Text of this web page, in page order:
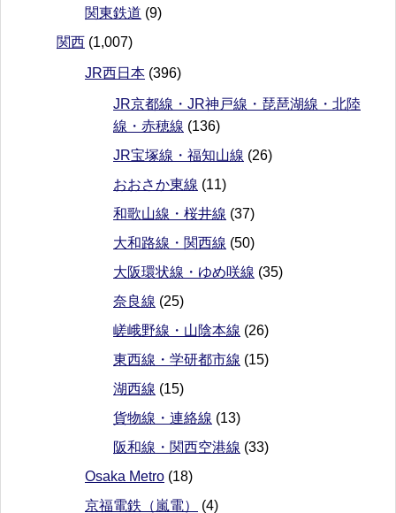
関東鉄道 (9)
関西 (1,007)
JR西日本 (396)
JR京都線・JR神戸線・琵琶湖線・北陸
線・赤穂線 (136)
JR宝塚線・福知山線 (26)
おおさか東線 (11)
和歌山線・桜井線 (37)
大和路線・関西線 (50)
大阪環状線・ゆめ咲線 (35)
奈良線 (25)
嵯峨野線・山陰本線 (26)
東西線・学研都市線 (15)
湖西線 (15)
貨物線・連絡線 (13)
阪和線・関西空港線 (33)
Osaka Metro (18)
京福電鉄（嵐電）
(4)